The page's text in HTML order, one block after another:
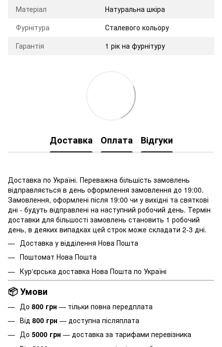
Матеріал
Натуральна шкіра
Фурнітура
Сталевого кольору
Гарантія
1 рік на фурнітуру
Доставка Оплата Відгуки
Доставка по Україні. Переважна більшість замовлень
відправляється в день оформлення замовлення до 19:00.
Замовлення, оформлені після 19:00 чи у вихідні та святкові
дні - будуть відправлені на наступний робочий день. Термін
доставки для більшості замовлень становить 1 робочий
день, в деяких випадках цей строк може складати 2-3 дні.
Доставка у відділення Нова Пошта
Поштомат Нова Пошта
Кур'єрська доставка Нова Пошта по Україні
📦 Умови
До 800 грн — тільки повна передплата
Від 800 грн — доступна післяплата
До 5000 грн — доставка за тарифами перевізника